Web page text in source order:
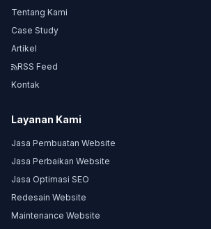
Tentang Kami
Case Study
Artikel
RSS Feed
Kontak
Layanan Kami
Jasa Pembuatan Website
Jasa Perbaikan Website
Jasa Optimasi SEO
Redesain Website
Maintenance Website